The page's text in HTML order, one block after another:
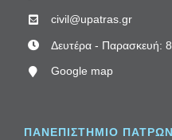
civil@upatras.gr
Δευτέρα - Παρασκευή:
Google map
ΠΑΝΕΠΙΣΤΗΜΙΟ ΠΑΤΡΩΝ